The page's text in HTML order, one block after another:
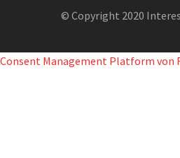
© Copyright 2020
Consent Management Platform von